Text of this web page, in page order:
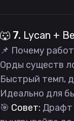
🐺 7. Lycan +
📌 Почему
Орды существ
Быстрый темп,
Идеально для
🎯 Совет: Драфт